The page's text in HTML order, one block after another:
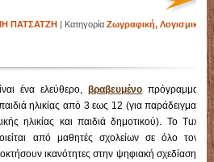
Σχολείο Γλυφάδας
ΠΑΤΣΑΤΖΗ | ΚατηγορίαΖωγραφική,Λογισμικό
| ,
ένα ελεύθερο,βραβευμένο πρόγραμμα
ηλικίας από 3 εως 12 (για παράδειγμα,
ηλικίας και παιδιά δημοτικού). Το Tux
από μαθητές σχολείων σε όλο τον
ικανότητες στην ψηφιακή σχεδίαση.